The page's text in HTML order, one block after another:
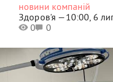
новини компаній
Здоров'я —10:00, 6
0
0